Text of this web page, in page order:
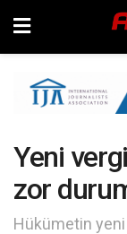
Yeni
zor
Hükümetin yeni